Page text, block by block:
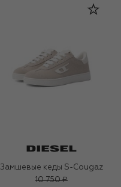
Замшевые кеды S-Cougaz
10 750 ₽